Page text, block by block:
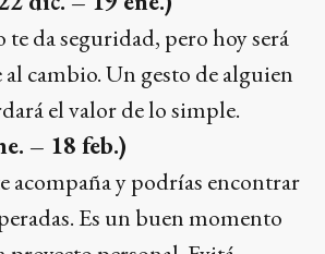
da seguridad, pero hoy será
cambio. Un gesto de alguien
el valor de lo simple.
– 18 feb.)
acompaña y podrías encontrar
Es un buen momento